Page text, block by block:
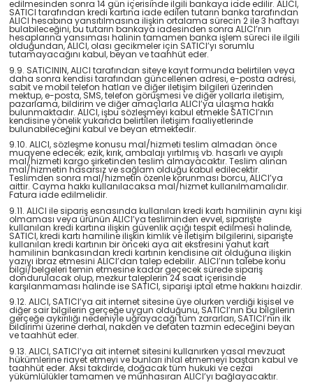
edilmesinden sonra 14 gün içerisinde ilgili bankaya iade edilir. ALICI,
SATICI tarafından kredi kartına iade edilen tutarın banka tarafından
ALICI hesabına yansıtılmasına ilişkin ortalama sürecin 2 ile 3 haftayı
bulabileceğini, bu tutarın bankaya iadesinden sonra ALICI’nın
hesaplarına yansıması halinin tamamen banka işlem süreci ile ilgili
olduğundan, ALICI, olası gecikmeler için SATICI’yı sorumlu
tutamayacağını kabul, beyan ve taahhüt eder.
9.9. SATICININ, ALICI tarafından siteye kayıt formunda belirtilen veya
daha sonra kendisi tarafından güncellenen adresi, e-posta adresi,
sabit ve mobil telefon hatları ve diğer iletişim bilgileri üzerinden
mektup, e-posta, SMS, telefon görüşmesi ve diğer yollarla iletişim,
pazarlama, bildirim ve diğer amaçlarla ALICI’ya ulaşma hakkı
bulunmaktadır. ALICI, işbu sözleşmeyi kabul etmekle SATICI’nın
kendisine yönelik yukarıda belirtilen iletişim faaliyetlerinde
bulunabileceğini kabul ve beyan etmektedir.
9.10. ALICI, sözleşme konusu mal/hizmeti teslim almadan önce
muayene edecek; ezik, kırık, ambalajı yırtılmış vb. hasarlı ve ayıplı
mal/hizmeti kargo şirketinden teslim almayacaktır. Teslim alınan
mal/hizmetin hasarsız ve sağlam olduğu kabul edilecektir.
Teslimden sonra mal/hizmetin özenle korunması borcu, ALICI’ya
aittir. Cayma hakkı kullanılacaksa mal/hizmet kullanılmamalıdır.
Fatura iade edilmelidir.
9.11. ALICI ile sipariş esnasında kullanılan kredi kartı hamilinin aynı kişi
olmaması veya ürünün ALICI’ya tesliminden evvel, siparişte
kullanılan kredi kartına ilişkin güvenlik açığı tespit edilmesi halinde,
SATICI, kredi kartı hamiline ilişkin kimlik ve iletişim bilgilerini, siparişte
kullanılan kredi kartının bir önceki aya ait ekstresini yahut kart
hamilinin bankasından kredi kartının kendisine ait olduğuna ilişkin
yazıyı ibraz etmesini ALICI’dan talep edebilir. ALICI’nın talebe konu
bilgi/belgeleri temin etmesine kadar geçecek sürede sipariş
dondurulacak olup, mezkur taleplerin 24 saat içerisinde
karşılanmaması halinde ise SATICI, siparişi iptal etme hakkını haizdir.
9.12. ALICI, SATICI’ya ait internet sitesine üye olurken verdiği kişisel ve
diğer sair bilgilerin gerçeğe uygun olduğunu, SATICI’nın bu bilgilerin
gerçeğe aykırılığı nedeniyle uğrayacağı tüm zararları, SATICI’nın ilk
bildirimi üzerine derhal, nakden ve defaten tazmin edeceğini beyan
ve taahhüt eder.
9.13. ALICI, SATICI’ya ait internet sitesini kullanırken yasal mevzuat
hükümlerine riayet etmeyi ve bunları ihlal etmemeyi baştan kabul ve
taahhüt eder. Aksi takdirde, doğacak tüm hukuki ve cezai
yükümlülükler tamamen ve münhasıran ALICI’yı bağlayacaktır.